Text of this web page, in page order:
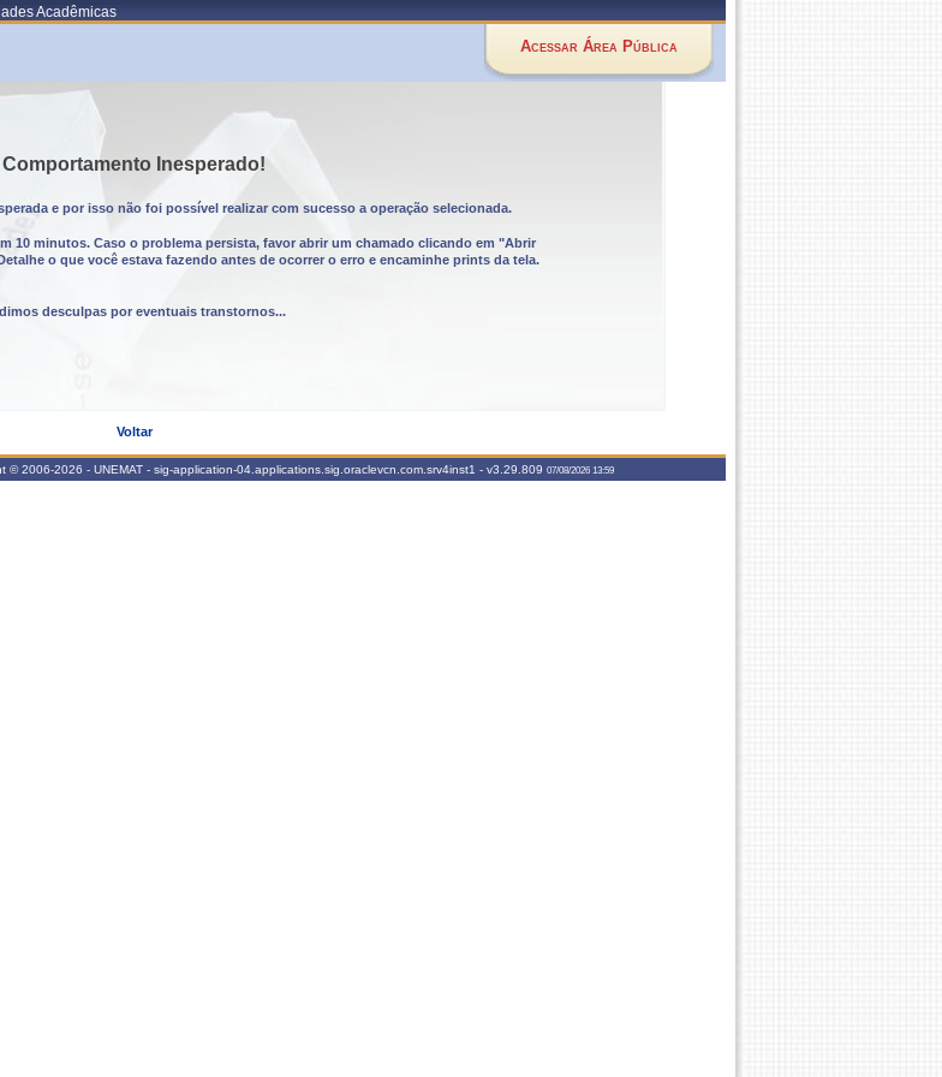
Acadêmicas
Acessar Área Pública
Comportamento Inesperado!
e por isso não foi possível realizar com sucesso a operação selecionada.
10 minutos. Caso o problema persista, favor abrir um chamado clicando em "Abrir
o que você estava fazendo antes de ocorrer o erro e encaminhe prints da tela.
desculpas por eventuais transtornos...
Voltar
2006-2026 - UNEMAT - sig-application-04.applications.sig.oraclevcn.com.srv4inst1 - v3.29.809 07/08/2026 13:59